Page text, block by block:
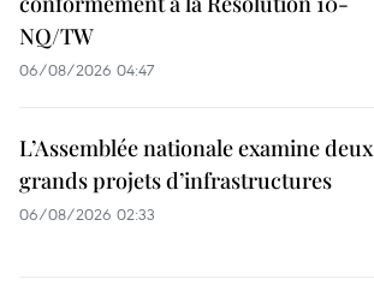
NQ/TW
06/08/2026 04:47
L’Assemblée nationale examine deux
grands projets d’infrastructures
06/08/2026 02:33